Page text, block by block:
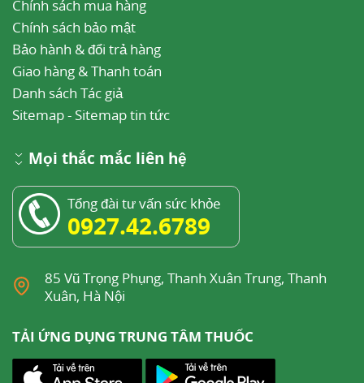
Chính sách mua hàng
Chính sách bảo mật
Bảo hành & đổi trả hàng
Giao hàng & Thanh toán
Danh sách Tác giả
Sitemap- Sitemap tin tức
Mọi thắc mắc liên hệ
Tổng đài tư vấn sức khỏe
0927.42.6789
85 Vũ Trọng Phụng, Thanh Xuân Trung, Thanh
Xuân, Hà Nội
TẢI ỨNG DỤNG TRUNG TÂM THUỐC